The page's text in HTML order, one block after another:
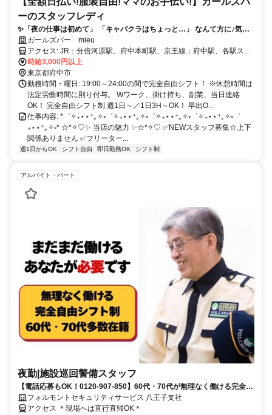
ーのスタッフレディ
✨「夜の仕事は初めて」 「キャバクラはちょっと…」 なんて方に♪気軽
なカウンターレディ♪
ガールズバー mieu
アクセス: JR：分倍河原駅、府中本町駅、京王線：府中駅、各駅ス
グ！
時給3,000円以上
東京都府中市
勤務時間・曜日: 19:00～24:00の間で完全自由シフト！ ※休憩時間は
法定労働時間に則り付与。 Wワーク、掛け持ち、副業、当日連絡
OK！ 完全自由シフト制 週1日～／1日3H～OK！ 早出O...
仕事内容: *゜✧₊⋆⋆⁺｡✧◦゜✧₊⋆⋆⁺｡✧◦゜✧₊⋆⋆⁺｡✧◦゜✧₊⋆⋆⁺｡✧◦゜
₊⋆⋆⁺｡✧◦* ☆*✧♡✨ 当店の魅力 ✨☆*✧♡ ✅NEWスタッフ募集☆上下
関係ありません ✅フリーター...
週1日からOK シフト自由 即日勤務OK シフト制
アルバイト・パート
夜勤|施設巡回警備スタッフ
【電話応募もOK！0120-907-850】60代・70代が無理なく働ける完全自
由シフト♪日払いOK♪
フォルモントセキュリティサービス 八王子支社
アクセス ＊現場へは直行直帰OK＊